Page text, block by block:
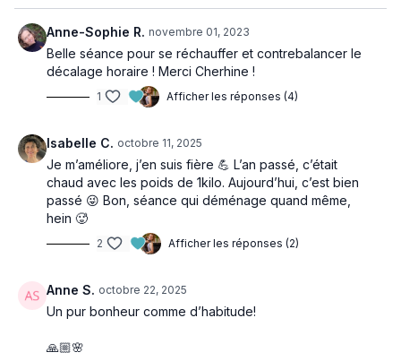
Anne-Sophie R. novembre 01, 2023
Belle séance pour se réchauffer et contrebalancer le
décalage horaire ! Merci Cherhine !
1 Afficher les réponses (4)
Isabelle C. octobre 11, 2025
Je m’améliore, j’en suis fière 💪 L’an passé, c’était
chaud avec les poids de 1kilo. Aujourd’hui, c’est bien
passé 😜 Bon, séance qui déménage quand même,
hein 🥵
2 Afficher les réponses (2)
Anne S. octobre 22, 2025
Un pur bonheur comme d’habitude!
🙏🏼🌸